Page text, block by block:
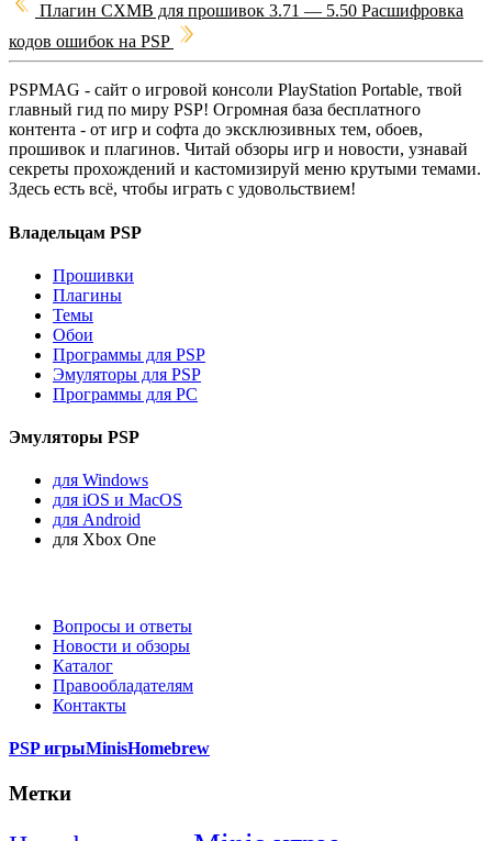
Плагин CXMB для прошивок 3.71 — 5.50 Расшифровка
кодов ошибок на PSP
PSPMAG - cайт о игровой консоли PlayStation Portable, твой
главный гид по миру PSP! Огромная база бесплатного
контента - от игр и софта до эксклюзивных тем, обоев,
прошивок и плагинов. Читай обзоры игр и новости, узнавай
секреты прохождений и кастомизируй меню крутыми темами.
Здесь есть всё, чтобы играть с удовольствием!
Владельцам PSP
Прошивки
Плагины
Темы
Обои
Программы для PSP
Эмуляторы для PSP
Программы для PC
Эмуляторы PSP
для Windows
для iOS и MacOS
для Android
для Xbox One
Вопросы и ответы
Новости и обзоры
Каталог
Правообладателям
Контакты
PSP игрыMinisHomebrew
Метки